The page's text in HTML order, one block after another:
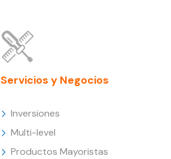
Servicios y Negocios
Inversiones
Multi-level
Productos Mayoristas